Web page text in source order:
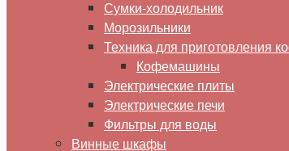
Сумки-холодильник
Морозильники
Техника для приготовления
Кофемашины
Электрические плиты
Электрические печи
Фильтры для воды
Винные шкафы